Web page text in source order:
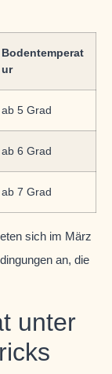
Bodentemperat
ur
ab 5 Grad
ab 6 Grad
ab 7 Grad
sich im März
an, die
unter